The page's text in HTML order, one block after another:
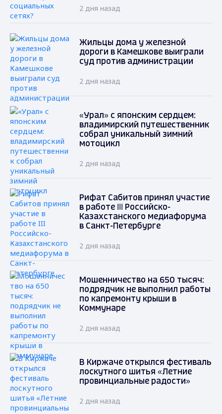
2 дня назад
Жильцы дома у железной
дороги в Камешкове выиграли
суд против администрации
2 дня назад
«Урал» с японским сердцем:
владимирский путешественник
собрал уникальный зимний
мотоцикл
2 дня назад
Рифат Сабитов принял участие
в работе III Российско-
Казахстанского медиафорума
в Санкт-Петербурге
2 дня назад
Мошенничество на 650 тысяч:
подрядчик не выполнил работы
по капремонту крыши в
Коммунаре
2 дня назад
В Киржаче открылся фестиваль
лоскутного шитья «Летние
провинциальные радости»
2 дня назад